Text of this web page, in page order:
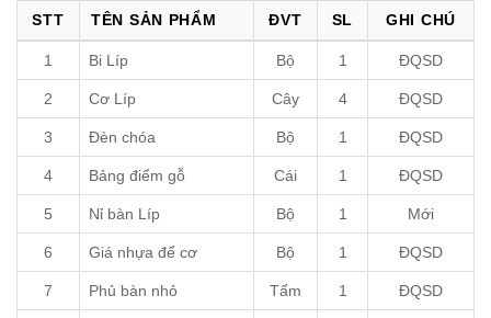
STT TÊN SẢN PHẨM ĐVT SL GHI CHÚ
1 Bi Líp Bộ 1 ĐQSD
2 Cơ Líp Cây 4 ĐQSD
3 Đèn chóa Bộ 1 ĐQSD
4 Bảng điểm gỗ Cái 1 ĐQSD
5 Nỉ bàn Líp Bộ 1 Mới
6 Giá nhựa để cơ Bộ 1 ĐQSD
7 Phủ bàn nhỏ Tấm 1 ĐQSD